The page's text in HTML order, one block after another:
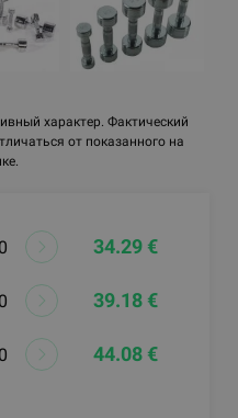
характер. Фактический
от показанного на
34.29 €
39.18 €
44.08 €